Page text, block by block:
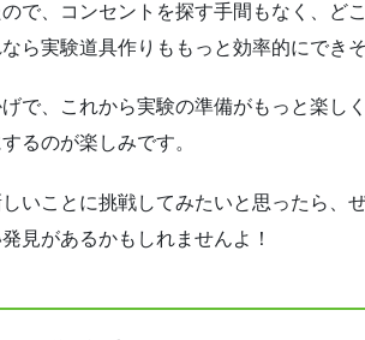
で、コンセントを探す手間もなく、ど
ら実験道具作りももっと効率的にできそ
で、これから実験の準備がもっと楽し
るのが楽しみです。
いことに挑戦してみたいと思ったら、
見があるかもしれませんよ！